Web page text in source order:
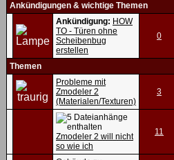
Ankündigungen & wichtige Themen
Ankündigung: HOW
TO - Türen ohne
Scheibenbug
erstellen
0
Themen
Probleme mit
Zmodeler 2
(Materialen/Texturen)
3
Zmodeler 2 will nicht
so wie ich
11